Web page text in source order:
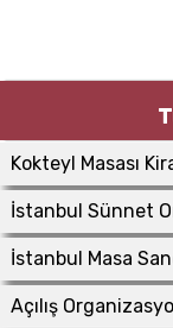
Kokteyl Masası
İstanbul Sünnet
İstanbul Masa
Açılış